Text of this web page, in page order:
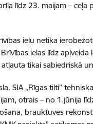
līdz 23. maijam – ceļa
ielu netika
ielas līdz
tikai sabiedriskā
SIA „Rīgas tilti”
otrais – no 1.jūnija
brauktuves